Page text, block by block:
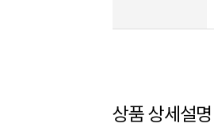
상품 상세설명